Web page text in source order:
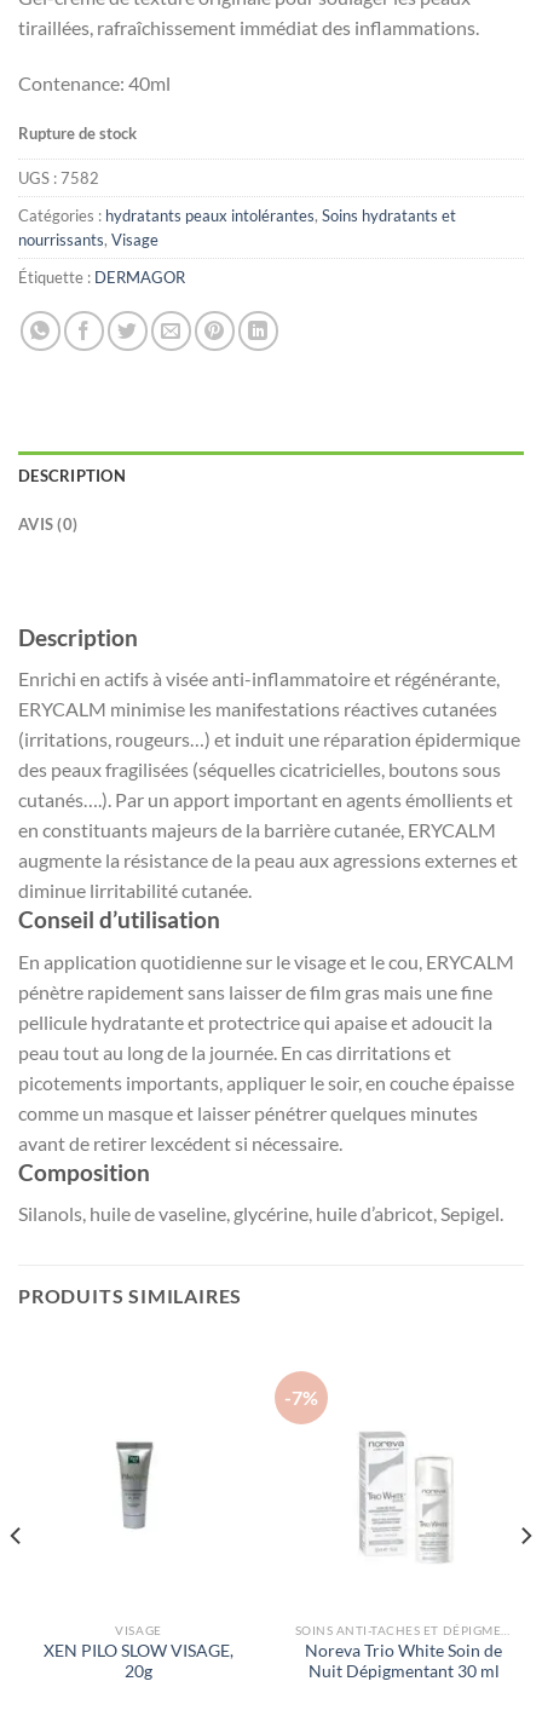
tiraillées, rafraîchissement immédiat des inflammations.
Contenance: 40ml
Rupture de stock
UGS :7582
Catégories : hydratants peaux intolérantes, Soins hydratants et
nourrissants, Visage
Étiquette : DERMAGOR
DESCRIPTION
AVIS (0)
Description
Enrichi en actifs à visée anti-inflammatoire et régénérante,
ERYCALM minimise les manifestations réactives cutanées
(irritations, rougeurs…) et induit une réparation épidermique
des peaux fragilisées (séquelles cicatricielles, boutons sous
cutanés….). Par un apport important en agents émollients et
en constituants majeurs de la barrière cutanée, ERYCALM
augmente la résistance de la peau aux agressions externes et
diminue lirritabilité cutanée.
Conseil d’utilisation
En application quotidienne sur le visage et le cou, ERYCALM
pénètre rapidement sans laisser de film gras mais une fine
pellicule hydratante et protectrice qui apaise et adoucit la
peau tout au long de la journée. En cas dirritations et
picotements importants, appliquer le soir, en couche épaisse
comme un masque et laisser pénétrer quelques minutes
avant de retirer lexcédent si nécessaire.
Composition
Silanols, huile de vaseline, glycérine, huile d’abricot, Sepigel.
PRODUITS SIMILAIRES
VISAGE
XEN PILO SLOW VISAGE,
20g
-7%
Noreva Trio White Soin de
Nuit Dépigmentant 30 ml